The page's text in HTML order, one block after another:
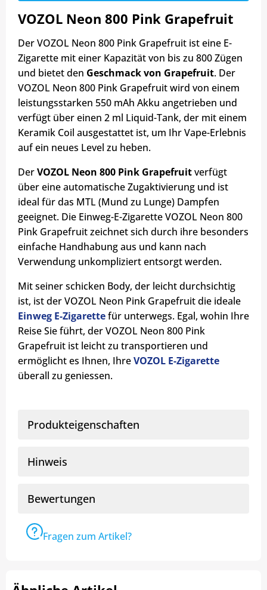
VOZOL Neon 800 Pink Grapefruit
Der VOZOL Neon 800 Pink Grapefruit ist eine E-
Zigarette mit einer Kapazität von bis zu 800 Zügen
und bietet den Geschmack von Grapefruit. Der
VOZOL Neon 800 Pink Grapefruit wird von einem
leistungsstarken 550 mAh Akku angetrieben und
verfügt über einen 2 ml Liquid-Tank, der mit einem
Keramik Coil ausgestattet ist, um Ihr Vape-Erlebnis
auf ein neues Level zu heben.
DerVOZOL Neon 800 Pink Grapefruitverfügt
über eine automatische Zugaktivierung und ist
ideal für das MTL (Mund zu Lunge) Dampfen
geeignet. Die Einweg-E-Zigarette VOZOL Neon 800
Pink Grapefruit zeichnet sich durch ihre besonders
einfache Handhabung aus und kann nach
Verwendung unkompliziert entsorgt werden.
Mit seiner schicken Body, der leicht durchsichtig
ist, ist der VOZOL Neon Pink Grapefruit die ideale
Einweg E-Zigarettefür unterwegs. Egal, wohin Ihre
Reise Sie führt, der VOZOL Neon 800 Pink
Grapefruit ist leicht zu transportieren und
ermöglicht es Ihnen, IhreVOZOL E-Zigarette
überall zu geniessen.
Produkteigenschaften
Hinweis
Bewertungen
Fragen zum Artikel?